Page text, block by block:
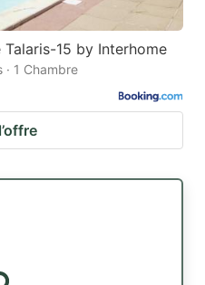
15 by Interhome
1 Chambre